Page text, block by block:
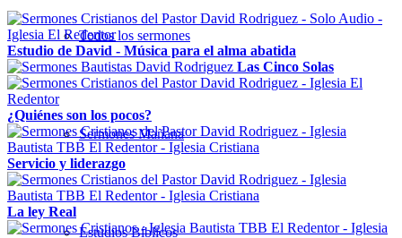
Todos los sermones
Sermones Mañana
Estudios Bíblicos
Estudio de David - Música para el alma abatida
Las Cinco Solas
¿Quiénes son los pocos?
Servicio y liderazgo
La ley Real